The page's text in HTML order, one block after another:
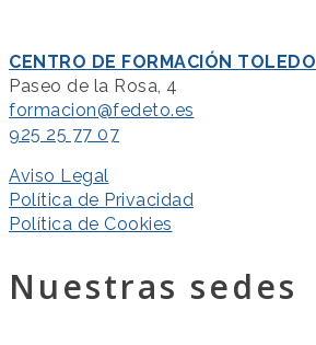
CENTRO DE FORMACIÓN TOLEDO
Paseo de la Rosa, 4
formacion@fedeto.es
925 25 77 07
Aviso Legal
Política de Privacidad
Política de Cookies
Nuestras sedes